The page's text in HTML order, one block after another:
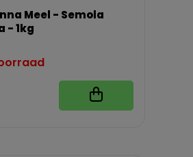
Meel - Semola
- 1kg